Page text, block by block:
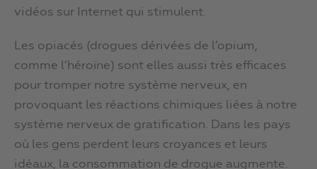
vidéos sur Internet qui stimulent.
Les opiacés (drogues dérivées de l’opium,
comme l’héroïne) sont elles aussi très efficaces
pour tromper notre système nerveux, en
provoquant les réactions chimiques liées à notre
système nerveux de gratification. Dans les pays
où les gens perdent leurs croyances et leurs
idéaux, la consommation de drogue augmente.